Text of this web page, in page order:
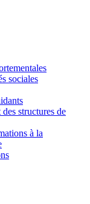
sociales
structures de
à la